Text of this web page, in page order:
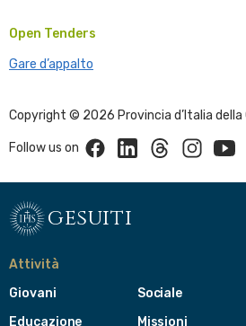
Open Tenders
Gare d’appalto
Copyright © 2026 Provincia d’Italia della
Follow us on FacebookLinkedinThreadsInstagram
gesuiti
Attività
Giovani
Educazione
Sociale
Missioni